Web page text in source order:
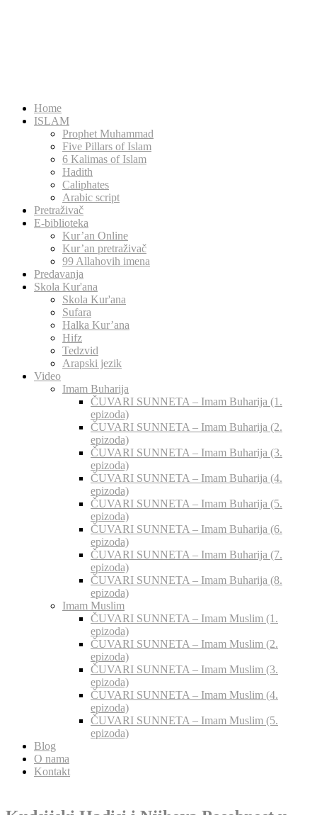
Home
ISLAM
Prophet Muhammad
Five Pillars of Islam
6 Kalimas of Islam
Hadith
Caliphates
Arabic script
Pretraživač
E-biblioteka
Kur’an Online
Kur’an pretraživač
99 Allahovih imena
Predavanja
Skola Kur'ana
Skola Kur'ana
Sufara
Halka Kur’ana
Hifz
Tedzvid
Arapski jezik
Video
Imam Buharija
ČUVARI SUNNETA – Imam Buharija (1.
epizoda)
ČUVARI SUNNETA – Imam Buharija (2.
epizoda)
ČUVARI SUNNETA – Imam Buharija (3.
epizoda)
ČUVARI SUNNETA – Imam Buharija (4.
epizoda)
ČUVARI SUNNETA – Imam Buharija (5.
epizoda)
ČUVARI SUNNETA – Imam Buharija (6.
epizoda)
ČUVARI SUNNETA – Imam Buharija (7.
epizoda)
ČUVARI SUNNETA – Imam Buharija (8.
epizoda)
Imam Muslim
ČUVARI SUNNETA – Imam Muslim (1.
epizoda)
ČUVARI SUNNETA – Imam Muslim (2.
epizoda)
ČUVARI SUNNETA – Imam Muslim (3.
epizoda)
ČUVARI SUNNETA – Imam Muslim (4.
epizoda)
ČUVARI SUNNETA – Imam Muslim (5.
epizoda)
Blog
O nama
Kontakt